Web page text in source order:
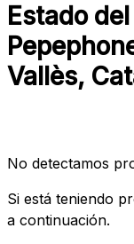
Estado
Vallès,
No detectamos
Si está teniendo
a continuación.